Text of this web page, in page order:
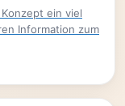
ein viel
Information zum